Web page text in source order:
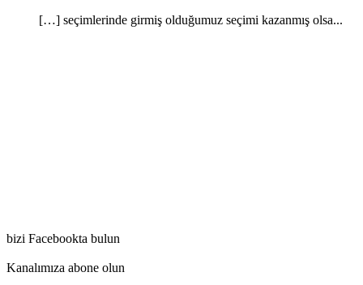
[…] seçimlerinde girmiş olduğumuz seçimi kazanmış olsa...
bizi Facebookta bulun
Kanalımıza abone olun